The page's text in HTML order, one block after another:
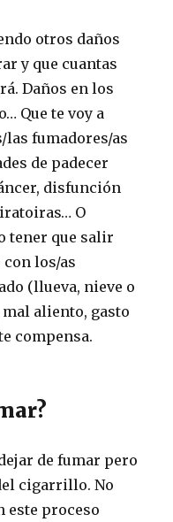
otros daños
y que cuantas
Daños en los
Que te voy a
las fumadores/as
de padecer
disfunción
O
tener que salir
los/as
(llueva, nieve o
aliento, gasto
compensa.
de fumar pero
cigarrillo. No
este proceso